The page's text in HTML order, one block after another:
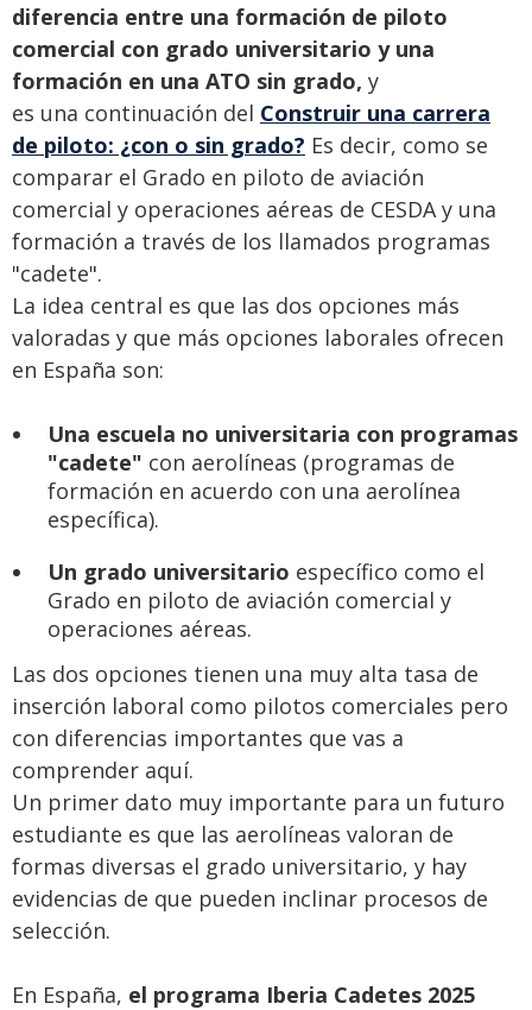
diferencia entre una formación de piloto
comercial con grado universitario y una
formación en una ATO sin grado, y
es una continuación del Construir una carrera
de piloto: ¿con o sin grado? Es decir, como se
comparar el Grado en piloto de aviación
comercial y operaciones aéreas de CESDA y una
formación a través de los llamados programas
"cadete".
La idea central es que las dos opciones más
valoradas y que más opciones laborales ofrecen
en España son:
Una escuela no universitaria con programas
"cadete" con aerolíneas (programas de
formación en acuerdo con una aerolínea
específica).
Un grado universitario específico como el
Grado en piloto de aviación comercial y
operaciones aéreas.
Las dos opciones tienen una muy alta tasa de
inserción laboral como pilotos comerciales pero
con diferencias importantes que vas a
comprender aquí.
Un primer dato muy importante para un futuro
estudiante es que las aerolíneas valoran de
formas diversas el grado universitario, y hay
evidencias de que pueden inclinar procesos de
selección.
En España, el programa Iberia Cadetes 2025